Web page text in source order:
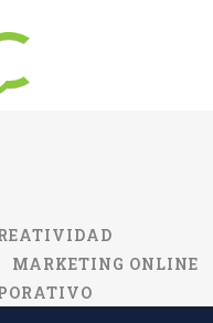
MARKETING ONLINE